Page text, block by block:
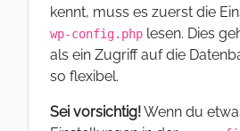
kennt, muss es zuerst die
wp-config.php lesen. Dies
als ein Zugriff auf die
so flexibel.
Sei vorsichtig!Wenn du